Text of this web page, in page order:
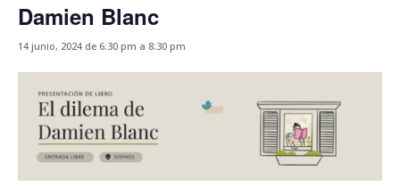
Damien Blanc
14 junio, 2024 de 6:30 pm a 8:30 pm